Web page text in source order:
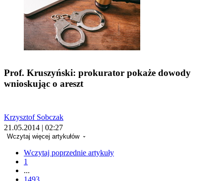
Prof. Kruszyński: prokurator pokaże dowody
wnioskując o areszt
Krzysztof Sobczak
21.05.2014 | 02:27
Wczytaj więcej artykułów
Wczytaj poprzednie artykuły
1
...
1493